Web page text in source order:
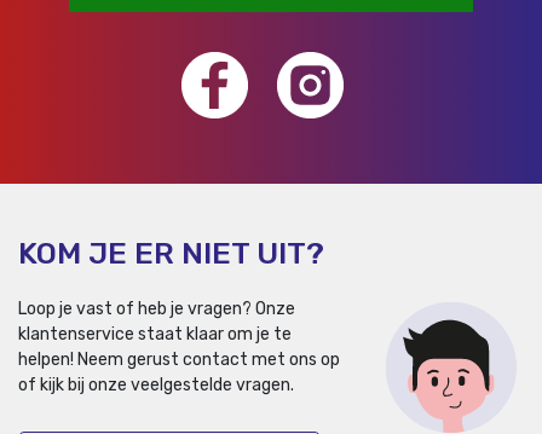
KOM JE ER NIET UIT?
Loop je vast of heb je vragen? Onze
klantenservice staat klaar om je te
helpen! Neem gerust contact met ons op
of kijk bij onze veelgestelde vragen.